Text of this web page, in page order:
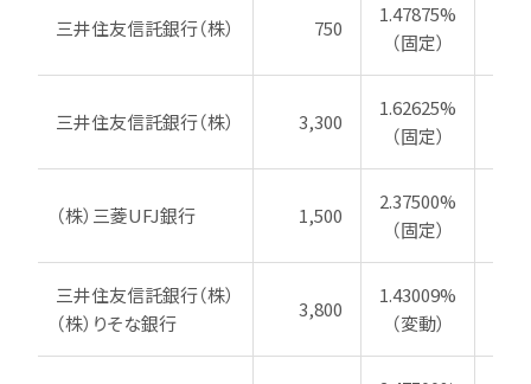
三井住友信託銀行（株） 750
1.47875%
（固定）
三井住友信託銀行（株） 3,300
1.62625%
（固定）
（株）三菱UFJ銀行 1,500
2.37500%
（固定）
三井住友信託銀行（株）
（株）りそな銀行
3,800
1.43009%
（変動）